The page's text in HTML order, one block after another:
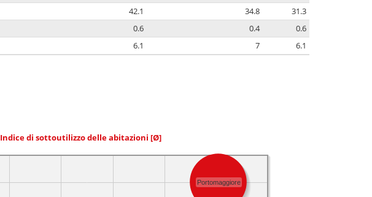
42.1 34.8
31.3
0.6 0.4
0.6
6.1 7 6.1
Indice di sottoutilizzo delle abitazioni [Ø]
Portomaggiore